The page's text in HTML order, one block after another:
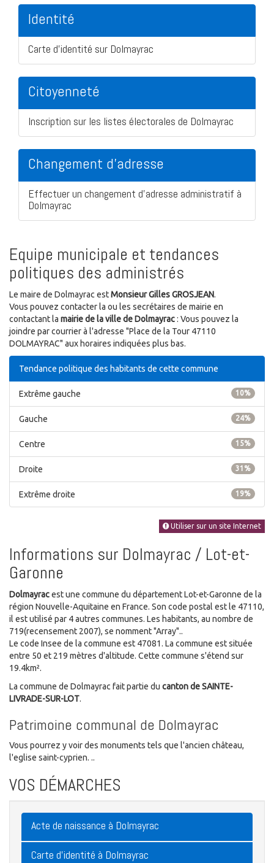
Identité
Carte d'identité sur Dolmayrac
Citoyenneté
Inscription sur les listes électorales de Dolmayrac
Changement d'adresse
Effectuer un changement d'adresse administratif à
Dolmayrac
Equipe municipale et tendances
politiques des administrés
Le maire de Dolmayrac estMonsieur Gilles GROSJEAN.
Vous pouvez contacter la ou les secrétaires de mairie en
contactant la mairie de la ville de Dolmayrac: Vous pouvez la
joindre par courrier à l'adresse "Place de la Tour 47110
DOLMAYRAC" aux horaires indiquées plus bas.
Tendance politique des habitants de cette commune
10%
Extrême gauche
24%
Gauche
15%
Centre
31%
Droite
19%
Extrême droite
Utiliser sur un site Internet
Informations sur Dolmayrac / Lot-et-
Garonne
Dolmayracest une commune du département Lot-et-Garonne de la
région Nouvelle-Aquitaine en France. Son code postal est le 47110,
il est utilisé par 4 autres communes. Les habitants, au nombre de
719(recensement 2007), se nomment "Array"..
Le code Insee de la commune est 47081. La commune est située
entre 50 et 219 mètres d'altitude. Cette commune s'étend sur
19.4km².
La commune de Dolmayrac fait partie du canton de SAINTE-
LIVRADE-SUR-LOT.
Patrimoine communal de Dolmayrac
Vous pourrez y voir des monuments tels que l'ancien château,
l'eglise saint-cyprien. ..
VOS DÉMARCHES
Acte de naissance à Dolmayrac
Carte d'identité à Dolmayrac